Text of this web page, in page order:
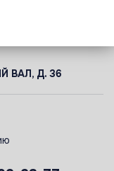
ВАЛ, Д. 36